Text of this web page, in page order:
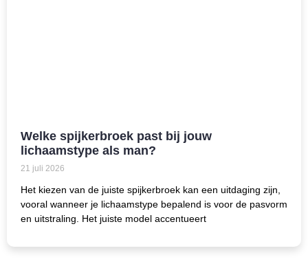
Welke spijkerbroek past bij jouw
lichaamstype als man?
21 juli 2026
Het kiezen van de juiste spijkerbroek kan een uitdaging zijn,
vooral wanneer je lichaamstype bepalend is voor de pasvorm
en uitstraling. Het juiste model accentueert